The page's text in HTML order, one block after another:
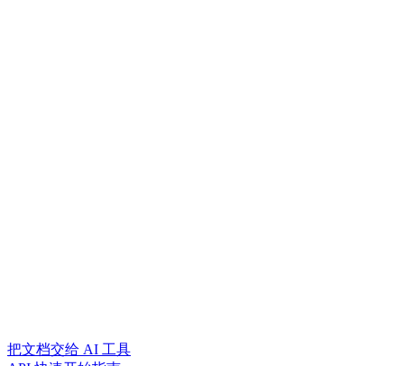
把文档交给 AI 工具